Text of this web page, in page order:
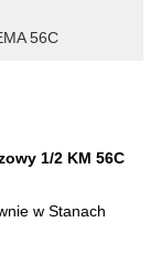
56C
1/2 KM 56C
w Stanach